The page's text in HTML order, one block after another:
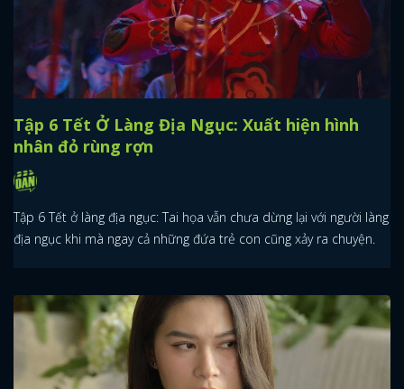
Tập 6 Tết Ở Làng Địa Ngục: Xuất hiện hình
nhân đỏ rùng rợn
Tập 6 Tết ở làng địa ngục: Tai họa vẫn chưa dừng lại với người làng
địa ngục khi mà ngay cả những đứa trẻ con cũng xảy ra chuyện.